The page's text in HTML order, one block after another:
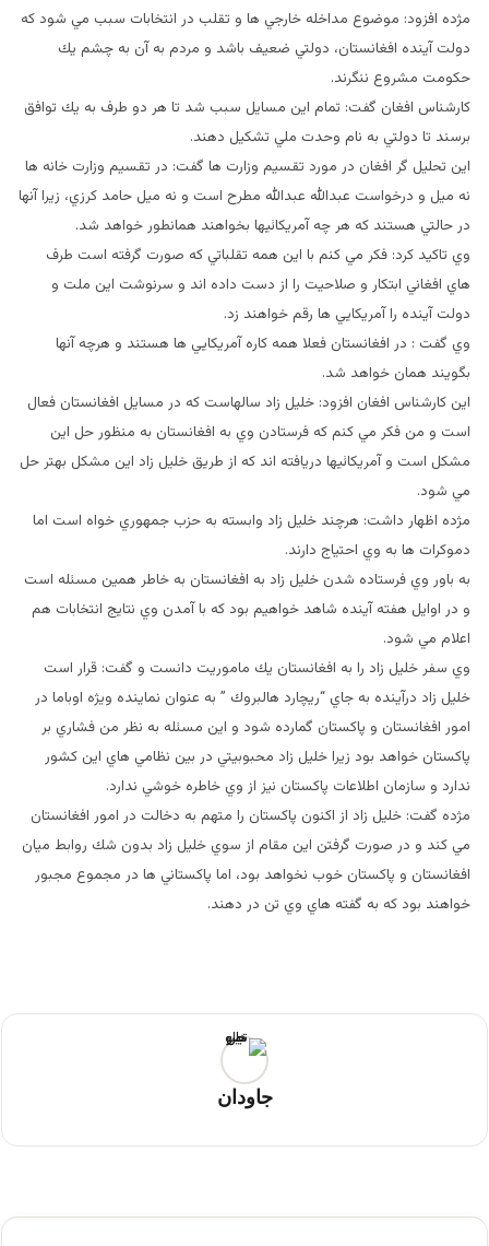
مژده افزود: موضوع مداخله خارجي ها و تقلب در انتخابات سبب مي شود كه
دولت آينده افغانستان، دولتي ضعيف باشد و مردم به آن به چشم يك
حكومت مشروع ننگرند.
كارشناس افغان گفت: تمام اين مسايل سبب شد تا هر دو طرف به يك توافق
برسند تا دولتي به نام وحدت ملي تشكيل دهند.
اين تحليل گر افغان در مورد تقسيم وزارت ها گفت: در تقسيم وزارت خانه ها
نه ميل و درخواست عبدالله عبدالله مطرح است و نه ميل حامد كرزي، زيرا آنها
در حالتي هستند كه هر چه آمريكائيها بخواهند همانطور خواهد شد.
وي تاكيد كرد: فكر مي كنم با اين همه تقلباتي كه صورت گرفته است طرف
هاي افغاني ابتكار و صلاحيت را از دست داده اند و سرنوشت اين ملت و
دولت آينده را آمريكايي ها رقم خواهند زد.
وي گفت : در افغانستان فعلا همه كاره آمريكايي ها هستند و هرچه آنها
بگويند همان خواهد شد.
اين كارشناس افغان افزود: خليل زاد سالهاست كه در مسايل افغانستان فعال
است و من فكر مي كنم كه فرستادن وي به افغانستان به منظور حل اين
مشكل است و آمريكائيها دريافته اند كه از طريق خليل زاد اين مشكل بهتر حل
مي شود.
مژده اظهار داشت: هرچند خليل زاد وابسته به حزب جمهوري خواه است اما
دموكرات ها به وي احتياج دارند.
به باور وي فرستاده شدن خليل زاد به افغانستان به خاطر همين مسئله است
و در اوايل هفته آينده شاهد خواهيم بود كه با آمدن وي نتايج انتخابات هم
اعلام مي شود.
وي سفر خليل زاد را به افغانستان يك ماموريت دانست و گفت: قرار است
خليل زاد درآينده به جاي “ريچارد هالبروك ” به عنوان نماينده ويژه اوباما در
امور افغانستان و پاكستان گمارده شود و اين مسئله به نظر من فشاري بر
پاكستان خواهد بود زيرا خليل زاد محبوبيتي در بين نظامي هاي اين كشور
ندارد و سازمان اطلاعات پاكستان نيز از وي خاطره خوشي ندارد.
مژده گفت: خليل زاد از اكنون پاكستان را متهم به دخالت در امور افغانستان
مي كند و در صورت گرفتن اين مقام از سوي خليل زاد بدون شك روابط ميان
افغانستان و پاكستان خوب نخواهد بود، اما پاكستاني ها در مجموع مجبور
خواهند بود كه به گفته هاي وي تن در دهند.
جاودان